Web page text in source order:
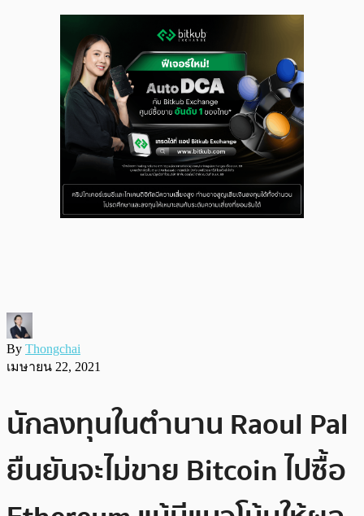
By Thongchai
เมษายน 22, 2021
นักลงทุนในตำนาน Raoul Pal
ยืนยันจะไม่ขาย Bitcoin ไปซื้อ